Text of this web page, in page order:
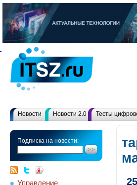
Новости Новости 2.0 Тесты
Подписка на новости:
Управление